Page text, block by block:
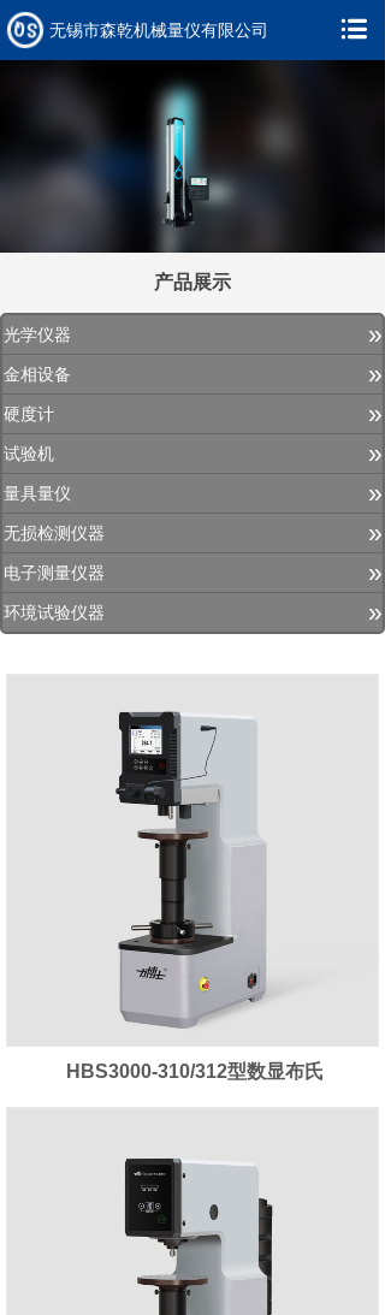
产品展示
光学仪器 »
金相设备 »
硬度计 »
试验机 »
量具量仪 »
无损检测仪器 »
电子测量仪器 »
环境试验仪器 »
HBS3000-310/312型数显布氏
无锡市森乾机械量仪有限公司